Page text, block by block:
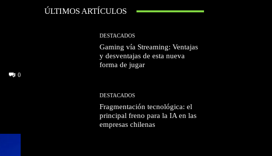
0
ÚLTIMOS ARTÍCULOS
DESTACADOS
Gaming vía Streaming: Ventajas
y desventajas de esta nueva
forma de jugar
DESTACADOS
Fragmentación tecnológica: el
principal freno para la IA en las
empresas chilenas